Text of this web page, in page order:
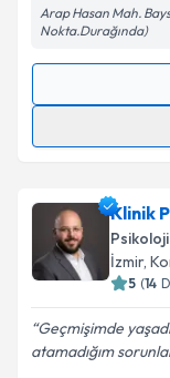
Arap Hasan Mah.
Nokta.Durağında)
Randevu
takvim
E-posta
Kişisel
Klinik
Psikoloji
İzmir,
5 (14
Geçmişimde
atamadığım